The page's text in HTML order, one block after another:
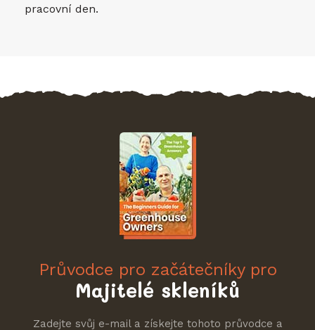
pracovní den.
Průvodce pro začátečníky pro
Majitelé skleníků
Zadejte svůj e-mail a získejte tohoto průvodce a